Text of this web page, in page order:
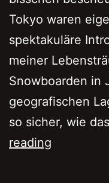
Tokyo waren
spektakuläre
meiner
Snowboarden in
geografischen
so sicher, wie
reading